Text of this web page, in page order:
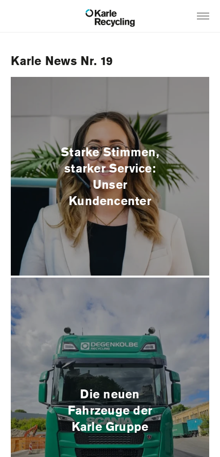
Karle News Nr. 19
Starke Stimmen,
starker Service:
Unser
Kundencenter
Die neuen
Fahrzeuge der
Karle Gruppe